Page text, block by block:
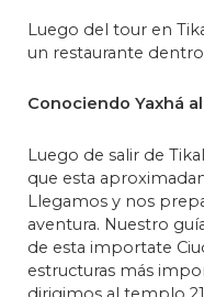
Luego del tour en
un restaurante
Conociendo Yaxhá
Luego de salir de
que esta
Llegamos y nos
aventura. Nuestro
de esta importate
estructuras más